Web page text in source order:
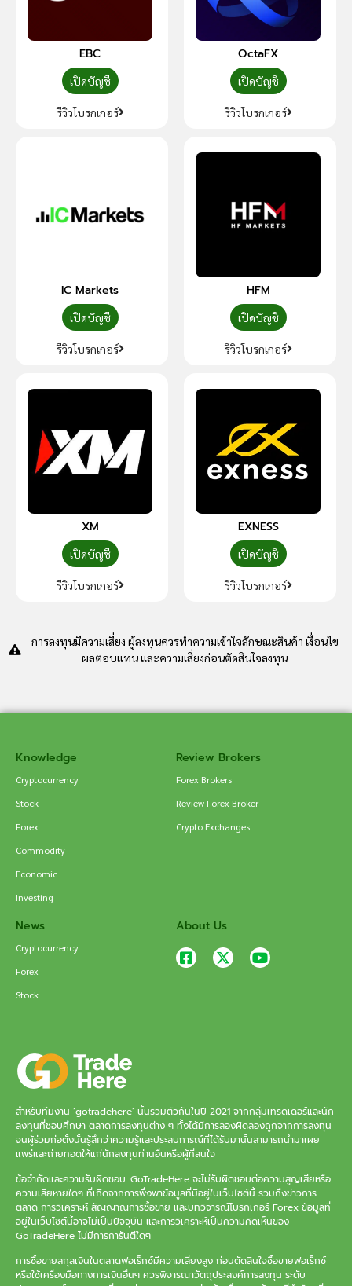
EBC
เปิดบัญชี
รีวิวโบรกเกอร์
OctaFX
เปิดบัญชี
รีวิวโบรกเกอร์
IC Markets
เปิดบัญชี
รีวิวโบรกเกอร์
HFM
เปิดบัญชี
รีวิวโบรกเกอร์
XM
เปิดบัญชี
รีวิวโบรกเกอร์
EXNESS
เปิดบัญชี
รีวิวโบรกเกอร์
การลงทุนมีความเสี่ยง ผู้ลงทุนควรทำความเข้าใจลักษณะสินค้า เงื่อนไข
ผลตอบแทน และความเสี่ยงก่อนตัดสินใจลงทุน
Knowledge
Cryptocurrency
Stock
Forex
Commodity
Economic
Investing
Review Brokers
Forex Brokers
Review Forex Broker
Crypto Exchanges
News
Cryptocurrency
Forex
Stock
About Us
สำหรับทีมงาน ‘gotradehere’ นั้นรวมตัวกันในปี 2021 จากกลุ่มเทรดเดอร์และนัก
ลงทุนที่ชอบศึกษา ตลาดการลงทุนต่าง ๆ ทั้งได้มีการลองผิดลองถูกจากการลงทุน
จนผู้ร่วมก่อตั้งนั้นรู้สึกว่าความรู้และประสบการณ์ที่ได้รับมานั้นสามารถนำมาเผย
แพร่และถ่ายทอดให้แก่นักลงทุนท่านอื่นหรือผู้ที่สนใจ
ข้อจำกัดและความรับผิดชอบ: GoTradeHere จะไม่รับผิดชอบต่อความสูญเสียหรือ
ความเสียหายใดๆ ที่เกิดจากการพึ่งพาข้อมูลที่มีอยู่ในเว็บไซต์นี้ รวมถึงข่าวการ
ตลาด การวิเคราะห์ สัญญาณการซื้อขาย และบทวิจารณ์โบรกเกอร์ Forex ข้อมูลที่
อยู่ในเว็บไซต์นี้อาจไม่เป็นปัจจุบัน และการวิเคราะห์เป็นความคิดเห็นของ
GoTradeHere ไม่มีการการันตีใดๆ
การซื้อขายสกุลเงินในตลาดฟอเร็กซ์มีความเสี่ยงสูง ก่อนตัดสินใจซื้อขายฟอเร็กซ์
หรือใช้เครื่องมือทางการเงินอื่นๆ ควรพิจารณาวัตถุประสงค์การลงทุน ระดับ